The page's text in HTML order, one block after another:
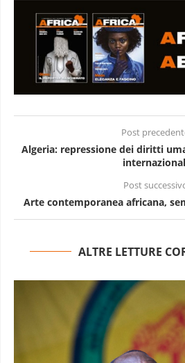
Post
Algeria: repressione dei diritti
Post
Arte contemporanea africana,
ALTRE LETTURE